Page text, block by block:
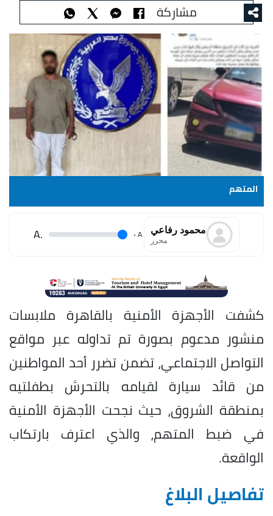
مشاركة
المتهم
محمود رفاعي
محرر A
.
.A
كشفت الأجهزة الأمنية بالقاهرة ملابسات
منشور مدعوم بصورة تم تداوله عبر مواقع
التواصل الاجتماعي، تضمن تضرر أحد المواطنين
من قائد سيارة لقيامه بالتحرش بطفلتيه
بمنطقة الشروق، حيث نجحت الأجهزة الأمنية
في ضبط المتهم، والذي اعترف بارتكاب
الواقعة.
تفاصيل البلاغ